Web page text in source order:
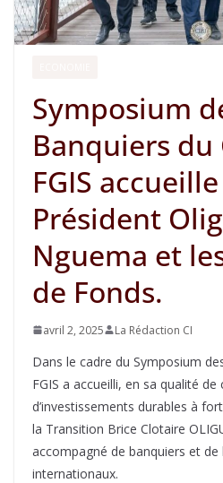
Symposium
Banquiers du
FGIS
Président
Nguema et
de Fonds.
avril 2, 2025 La Rédaction CI
Dans le cadre du Symposium
FGIS a accueilli, en sa qualité de
d’investissements durables à
la Transition Brice Clotaire
accompagné de banquiers et
internationaux.